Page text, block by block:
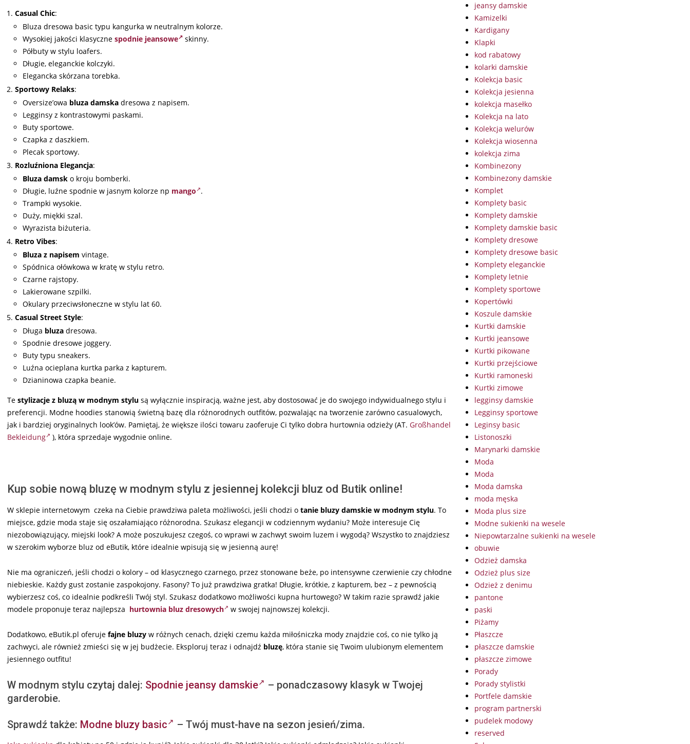
Casual Chic:
Bluza dresowa basic typu kangurka w neutralnym kolorze.
Wysokiej jakości klasyczne spodnie jeansowe
skinny.
Półbuty w stylu loafers.
Długie, eleganckie kolczyki.
Elegancka skórzana torebka.
Sportowy Relaks:
Oversize’owa bluza damska dresowa z napisem.
Legginsy z kontrastowymi paskami.
Buty sportowe.
Czapka z daszkiem.
Plecak sportowy.
Rozluźniona Elegancja:
Bluza damsk o kroju bomberki.
Długie, luźne spodnie w jasnym kolorze np mango .
Trampki wysokie.
Duży, miękki szal.
Wyrazista biżuteria.
Retro Vibes:
Bluza z napisem vintage.
Spódnica ołówkowa w kratę w stylu retro.
Czarne rajstopy.
Lakierowane szpilki.
Okulary przeciwsłoneczne w stylu lat 60.
Casual Street Style:
Długa bluza dresowa.
Spodnie dresowe joggery.
Buty typu sneakers.
Luźna ocieplana kurtka parka z kapturem.
Dzianinowa czapka beanie.
Te stylizacje z bluzą w modnym stylu są wyłącznie inspiracją, ważne jest, aby dostosować je do swojego indywidualnego stylu i
preferencji. Modne hoodies stanowią świetną bazę dla różnorodnych outfitów, pozwalając na tworzenie zarówno casualowych,
jak i bardziej oryginalnych look’ów. Pamiętaj, że większe ilości towaru zaoferuje Ci tylko dobra hurtownia odzieży (AT. Großhandel
Bekleidung
), która sprzedaje wygodnie online.
Kup sobie nową bluzę w modnym stylu z jesiennej kolekcji bluz od Butik online!
W sklepie internetowym czeka na Ciebie prawdziwa paleta możliwości, jeśli chodzi o tanie bluzy damskie w modnym stylu. To
miejsce, gdzie moda staje się oszałamiająco różnorodna. Szukasz elegancji w codziennym wydaniu? Może interesuje Cię
niezobowiązujący, miejski look? A może poszukujesz czegoś, co wprawi w zachwyt swoim luzem i wygodą? Wszystko to znajdziesz
w szerokim wyborze bluz od eButik, które idealnie wpisują się w jesienną aurę!
Nie ma ograniczeń, jeśli chodzi o kolory – od klasycznego czarnego, przez stonowane beże, po intensywne czerwienie czy chłodne
niebieskie. Każdy gust zostanie zaspokojony. Fasony? To już prawdziwa gratka! Długie, krótkie, z kapturem, bez – z pewnością
wybierzesz coś, co idealnie podkreśli Twój styl. Szukasz dodatkowo możliwości kupna hurtowego? W takim razie sprawdź jakie
modele proponuje teraz najlepsza hurtownia bluz dresowych w swojej najnowszej kolekcji.
Dodatkowo, eButik.pl oferuje fajne bluzy w różnych cenach, dzięki czemu każda miłośniczka mody znajdzie coś, co nie tylko ją
zachwyci, ale również zmieści się w jej budżecie. Eksploruj teraz i odnajdź bluzę, która stanie się Twoim ulubionym elementem
jesiennego outfitu!
W modnym stylu czytaj dalej: Spodnie jeansy damskie
– ponadczasowy klasyk w Twojej
garderobie.
Sprawdź także: Modne bluzy basic – Twój must-have na sezon jesień/zima.
jeansy damskie
Kamizelki
Kardigany
Klapki
kod rabatowy
kolarki damskie
Kolekcja basic
Kolekcja jesienna
kolekcja masełko
Kolekcja na lato
Kolekcja welurów
Kolekcja wiosenna
kolekcja zima
Kombinezony
Kombinezony damskie
Komplet
Komplety basic
Komplety damskie
Komplety damskie basic
Komplety dresowe
Komplety dresowe basic
Komplety eleganckie
Komplety letnie
Komplety sportowe
Kopertówki
Koszule damskie
Kurtki damskie
Kurtki jeansowe
Kurtki pikowane
Kurtki przejściowe
Kurtki ramoneski
Kurtki zimowe
legginsy damskie
Legginsy sportowe
Leginsy basic
Listonoszki
Marynarki damskie
Moda
Moda
Moda damska
moda męska
Moda plus size
Modne sukienki na wesele
Niepowtarzalne sukienki na wesele
obuwie
Odzież damska
Odzież plus size
Odzież z denimu
pantone
paski
Piżamy
Płaszcze
płaszcze damskie
płaszcze zimowe
Porady
Porady stylistki
Portfele damskie
program partnerski
pudelek modowy
reserved